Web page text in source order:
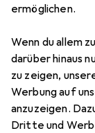
ermöglichen.
Wenn du allem
darüber hinaus
zu zeigen,
Werbung auf
anzuzeigen.
Dritte und
Zubehör
Set